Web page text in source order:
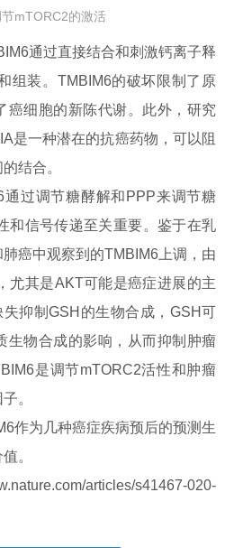
mTORC2的激活
通过直接结合和刺激钙离子释
组装。TMBIM6的破坏限制了原
癌细胞的新陈代谢。此外，研究
是一种潜在的抗癌药物，可以阻
结合。
过调节糖酵解和PPP来调节糖
和信号传递至关重要。鉴于在乳
癌中观察到的TMBIM6上调，由
尤其是AKT可能是癌症进展的主
抑制GSH的生物合成，GSH可
生物合成的影响，从而抑制肿瘤
是调节mTORC2活性和肿瘤
。
为几种癌症疾病预后的预测生
。
articles/s41467-020-